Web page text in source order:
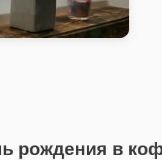
рождения в